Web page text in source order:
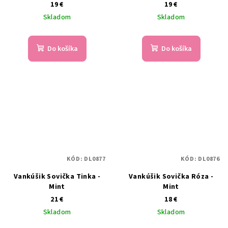
19 €
Skladom
Do košíka
19 €
Skladom
Do košíka
Vankúšik Sovička Tinka -
Mint
21 €
Skladom
KÓD: DL0877
Vankúšik Sovička Róza -
Mint
18 €
Skladom
KÓD: DL0876